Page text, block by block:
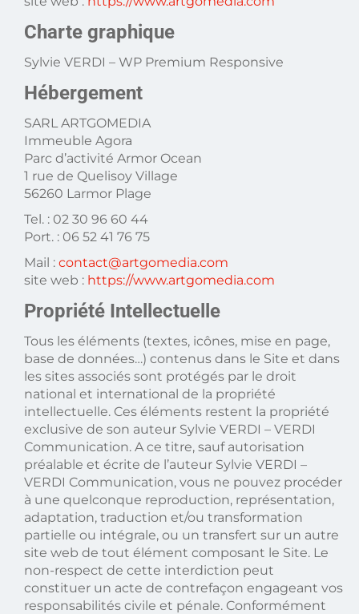
Charte graphique
Sylvie VERDI – WP Premium Responsive
Hébergement
SARL ARTGOMEDIA
Immeuble Agora
Parc d’activité Armor Ocean
1 rue de Quelisoy Village
56260 Larmor Plage
Tel. : 02 30 96 60 44
Port. : 06 52 41 76 75
Mail : contact@artgomedia.com
site web : https://www.artgomedia.com
Propriété Intellectuelle
Tous les éléments (textes, icônes, mise en page,
base de données…) contenus dans le Site et dans
les sites associés sont protégés par le droit
national et international de la propriété
intellectuelle. Ces éléments restent la propriété
exclusive de son auteur Sylvie VERDI – VERDI
Communication. A ce titre, sauf autorisation
préalable et écrite de l’auteur Sylvie VERDI –
VERDI Communication, vous ne pouvez procéder
à une quelconque reproduction, représentation,
adaptation, traduction et/ou transformation
partielle ou intégrale, ou un transfert sur un autre
site web de tout élément composant le Site. Le
non-respect de cette interdiction peut
constituer un acte de contrefaçon engageant vos
responsabilités civile et pénale. Conformément